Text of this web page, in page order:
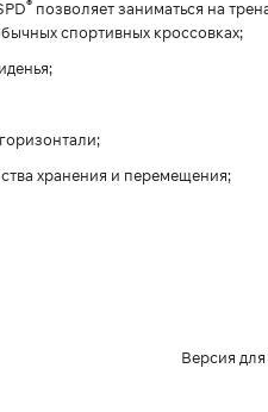
® позволяет заниматься на
спортивных кроссовках;
хранения и перемещения;
Версия для